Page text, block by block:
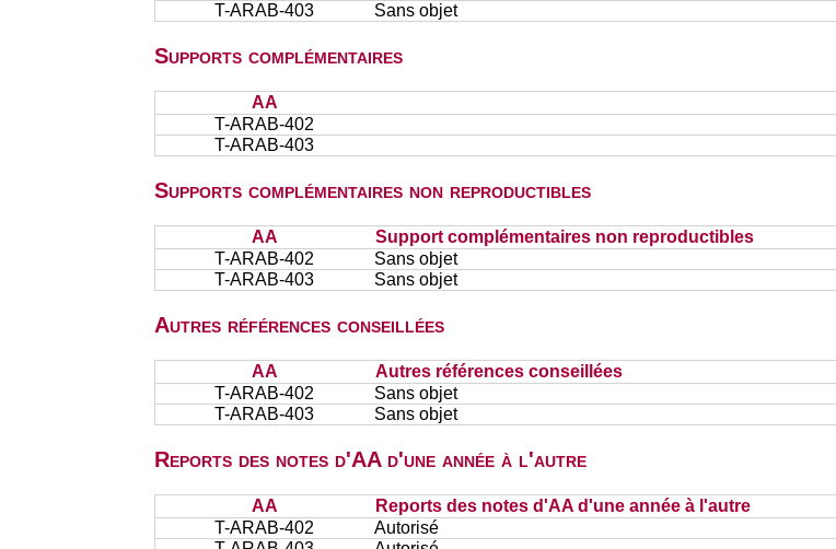
T-ARAB-403
Sans objet
Supports complémentaires
AA
T-ARAB-402
T-ARAB-403
Supports complémentaires non reproductibles
AA
Support complémentaires non reproductibles
T-ARAB-402
Sans objet
T-ARAB-403
Sans objet
Autres références conseillées
AA
Autres références conseillées
T-ARAB-402
Sans objet
T-ARAB-403
Sans objet
Reports des notes d'AA d'une année à l'autre
AA
Reports des notes d'AA d'une année à l'autre
T-ARAB-402
Autorisé